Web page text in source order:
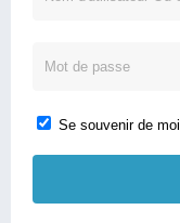
Se souvenir de moi